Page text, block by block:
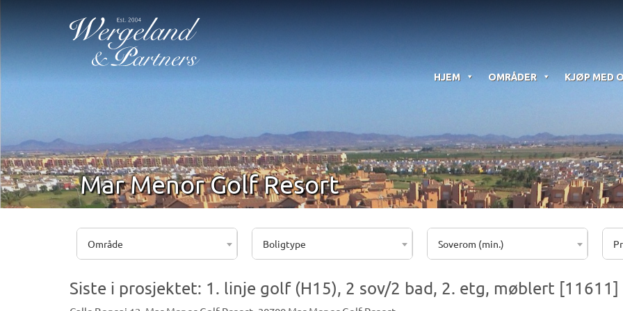
HJEM OMRÅDER KJØP MED
Mar Menor Golf Resort
Område Boligtype Soverom (min.)
Siste i prosjektet: 1. linje golf (H15), 2 sov/2 bad, 2. etg, møblert [11611]